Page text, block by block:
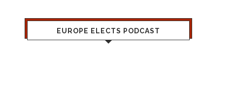
EUROPE ELECTS PODCAST